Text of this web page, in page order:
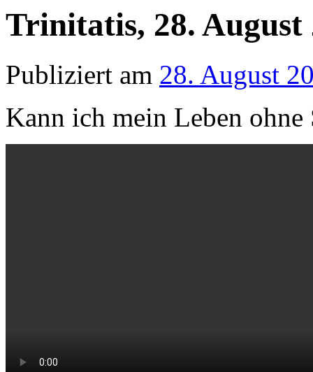
Trinitatis, 28. August
Publiziert am 28. August
Kann ich mein Leben ohne